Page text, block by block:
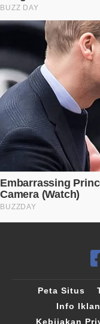
Peta Situs
Info Iklan
Kebijakan